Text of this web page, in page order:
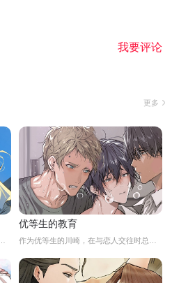
我要评论
更多
优等生的教育